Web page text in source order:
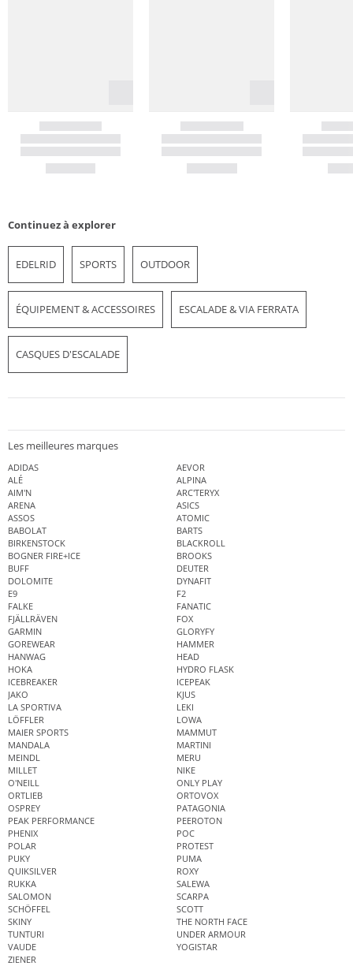
Continuez à explorer
EDELRID SPORTS OUTDOOR
ÉQUIPEMENT & ACCESSOIRES ESCALADE & VIA FERRATA
CASQUES D'ESCALADE
Les meilleures marques
ADIDAS
AEVOR
ALÉ
ALPINA
AIM'N
ARC'TERYX
ARENA
ASICS
ASSOS
ATOMIC
BABOLAT
BARTS
BIRKENSTOCK
BLACKROLL
BOGNER FIRE+ICE
BROOKS
BUFF
DEUTER
DOLOMITE
DYNAFIT
E9
F2
FALKE
FANATIC
FJÄLLRÄVEN
FOX
GARMIN
GLORYFY
GOREWEAR
HAMMER
HANWAG
HEAD
HOKA
HYDRO FLASK
ICEBREAKER
ICEPEAK
JAKO
KJUS
LA SPORTIVA
LEKI
LÖFFLER
LOWA
MAIER SPORTS
MAMMUT
MANDALA
MARTINI
MEINDL
MERU
MILLET
NIKE
O'NEILL
ONLY PLAY
ORTLIEB
ORTOVOX
OSPREY
PATAGONIA
PEAK PERFORMANCE
PEEROTON
PHENIX
POC
POLAR
PROTEST
PUKY
PUMA
QUIKSILVER
ROXY
RUKKA
SALEWA
SALOMON
SCARPA
SCHÖFFEL
SCOTT
SKINY
THE NORTH FACE
TUNTURI
UNDER ARMOUR
VAUDE
YOGISTAR
ZIENER